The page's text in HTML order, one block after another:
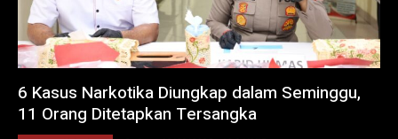
6 Kasus Narkotika Diungkap dalam Seminggu,
11 Orang Ditetapkan Tersangka